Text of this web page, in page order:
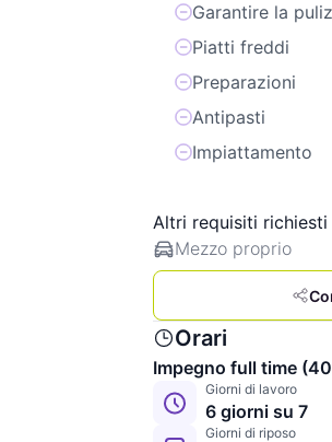
Garantire la
Piatti freddi
Preparazioni
Antipasti
Impiattamento
Altri requisiti richiesti
Mezzo proprio
Orari
Impegno full time
Giorni di lavoro
6 giorni su 7
Giorni di riposo